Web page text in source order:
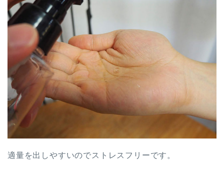
適量を出しやすいのでストレスフリーです。